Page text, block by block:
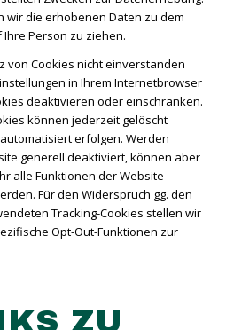
wir die erhobenen Daten zu dem
Ihre Person zu ziehen.
von Cookies nicht einverstanden
in Ihrem Internetbrowser
deaktivieren oder einschränken.
können jederzeit gelöscht
erfolgen. Werden
generell deaktiviert, können aber
alle Funktionen der Website
Für den Widerspruch gg. den
Tracking-Cookies stellen wir
Opt-Out-Funktionen zur
ZU